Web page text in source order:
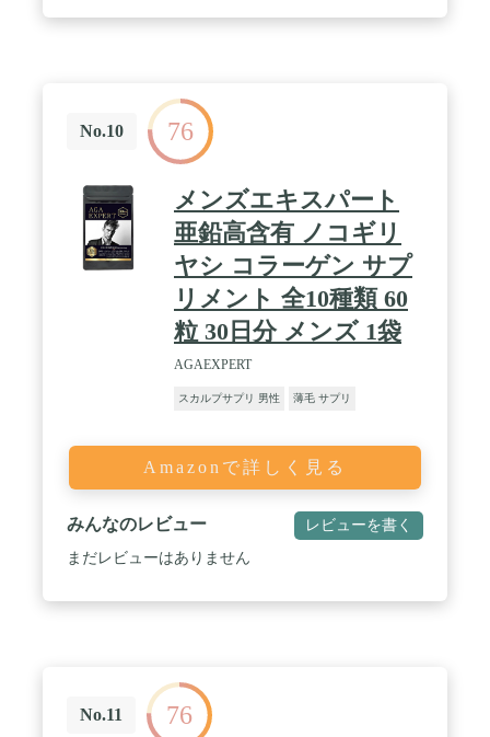
12の無添加を実現したので、安全にお飲みいただけ
ます。 / ✅【完全国内生産】高品質かつ安全な商品
をお届けするために、厳しい検査をクリアした成分
を厳選し、品質管理が徹底された日本国内のGMP認
定工場で製造。第３者機関にて放射能濃度検査も実
施済みです。
No.10 76
メンズエキスパート
亜鉛高含有 ノコギリ
ヤシ コラーゲン サプ
リメント 全10種類 60
粒 30日分 メンズ 1袋
AGAEXPERT
スカルプサプリ 男性 薄毛 サプリ
Amazonで詳しく見る
みんなのレビュー レビューを書く
まだレビューはありません
No.11 76